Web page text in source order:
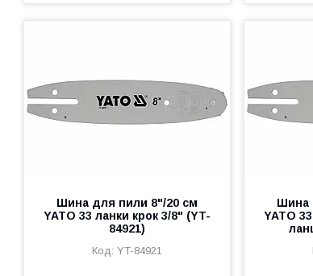
Шина для пили 8"/20 см
YATO 33 ланки крок 3/8" (YT-
84921)
YT-84921
Шина
YATO